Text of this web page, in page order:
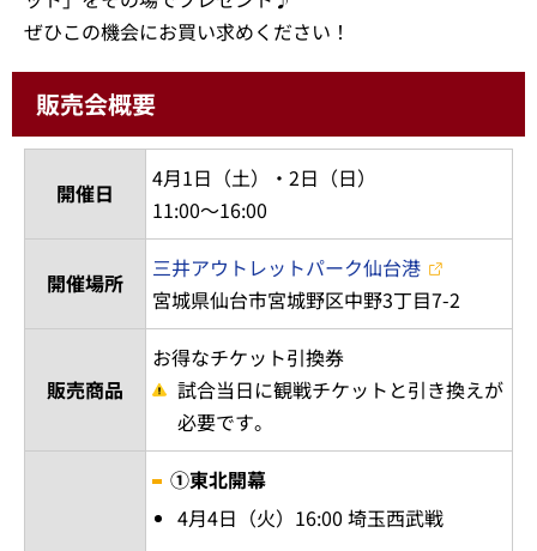
ぜひこの機会にお買い求めください！
販売会概要
開催日
4月1日（土）・2日（日）
11:00～16:00
開催場所
三井アウトレットパーク仙台港
宮城県仙台市宮城野区中野3丁目7-2
販売商品
お得なチケット引換券
試合当日に観戦チケットと引き換えが
必要です。
①東北開幕
4月4日（火）16:00 埼玉西武戦